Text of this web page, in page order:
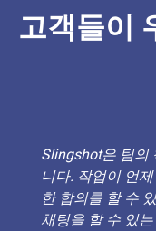
고객들이
Slingshot은 팀의
니다. 작업이 언
한 합의를 할 수
채팅을 할 수 있